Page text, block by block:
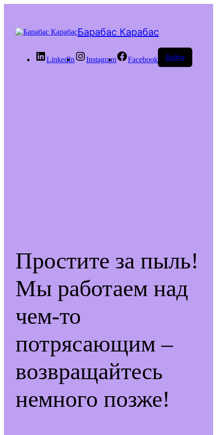
Барабас Карабас
LinkedIn Instagram Facebook Войти
Простите за пыль!
Мы работаем над
чем-то
потрясающим –
возвращайтесь
немного позже!